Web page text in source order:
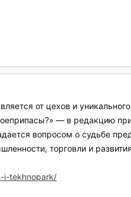
от цехов и
— в редакцию
вопросом о судьбе
торговли и
i-tekhnopark/